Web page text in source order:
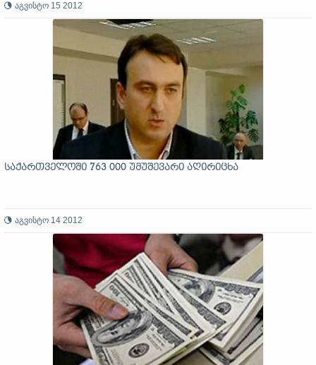
აგვისტო 15 2012
საქართველოში 763 000 უმუშევარი აღირიცხა
აგვისტო 14 2012